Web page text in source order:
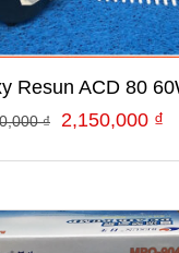
Resun ACD 80
₫
Giá
2,300,000 ₫.
2,150,000 ₫